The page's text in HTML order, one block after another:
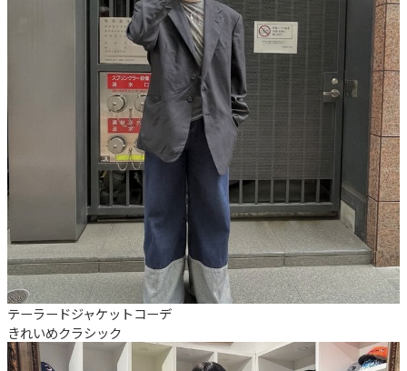
テーラードジャケットコーデ
きれいめクラシック